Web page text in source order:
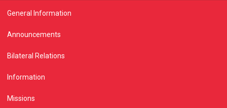
General Information
Announcements
Bilateral Relations
Information
Missions